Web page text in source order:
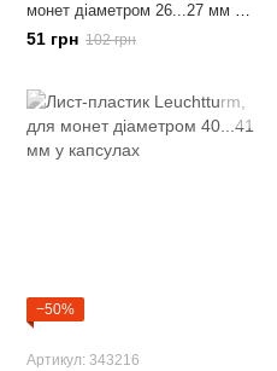
монет діаметром 26...27 мм у
капсулах
51 грн 102 грн
−50%
Артикул: 343216